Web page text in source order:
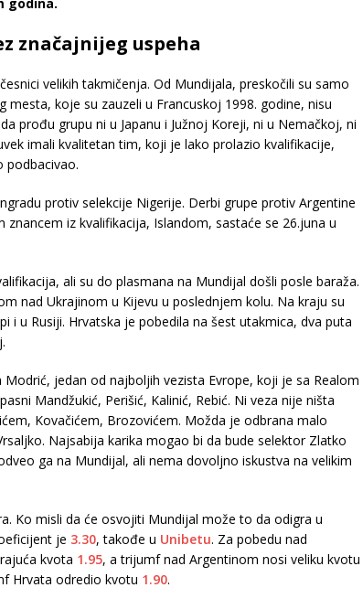
godina.
značajnijeg uspeha
velikih takmičenja. Od Mundijala, preskočili su samo
koje su zauzeli u Francuskoj 1998. godine, nisu
prođu grupu ni u Japanu i Južnoj Koreji, ni u Nemačkoj, ni
imali kvalitetan tim, koji je lako prolazio kvalifikacije,
podbacivao.
protiv selekcije Nigerije. Derbi grupe protiv Argentine
iz kvalifikacija, Islandom, sastaće se 26.juna u
ali su do plasmana na Mundijal došli posle baraža.
nad Ukrajinom u Kijevu u poslednjem kolu. Na kraju su
i u Rusiji. Hrvatska je pobedila na šest utakmica, dva puta
jedan od najboljih vezista Evrope, koji je sa Realom
Mandžukić, Perišić, Kalinić, Rebić. Ni veza nije ništa
Kovačićem, Brozovićem. Možda je odbrana malo
Najsabija karika mogao bi da bude selektor Zlatko
ga na Mundijal, ali nema dovoljno iskustva na velikim
Ko misli da će osvojiti Mundijal može to da odigra u
je 3.30, takođe u Unibetu. Za pobedu nad
kvota 1.95, a trijumf nad Argentinom nosi veliku kvotu
Hrvata odredio kvotu 1.90.